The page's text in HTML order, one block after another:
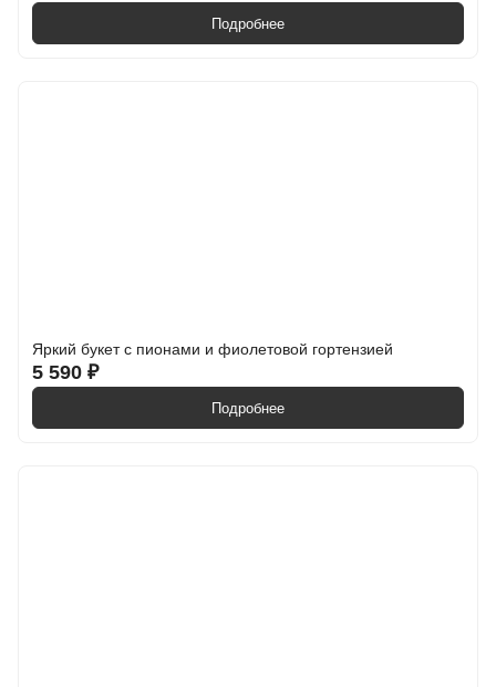
Подробнее
Яркий букет с пионами и фиолетовой гортензией
5 590 ₽
Подробнее